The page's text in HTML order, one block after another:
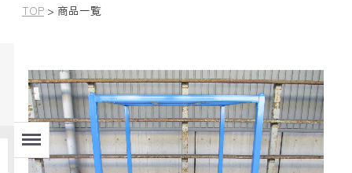
TOP > 商品一覧
Menu